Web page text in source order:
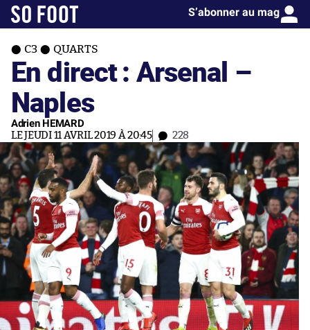
S’abonner au mag
C3 QUARTS
En direct : Arsenal –
Naples
Adrien HEMARD
LE JEUDI 11 AVRIL 2019 À 20:45 228